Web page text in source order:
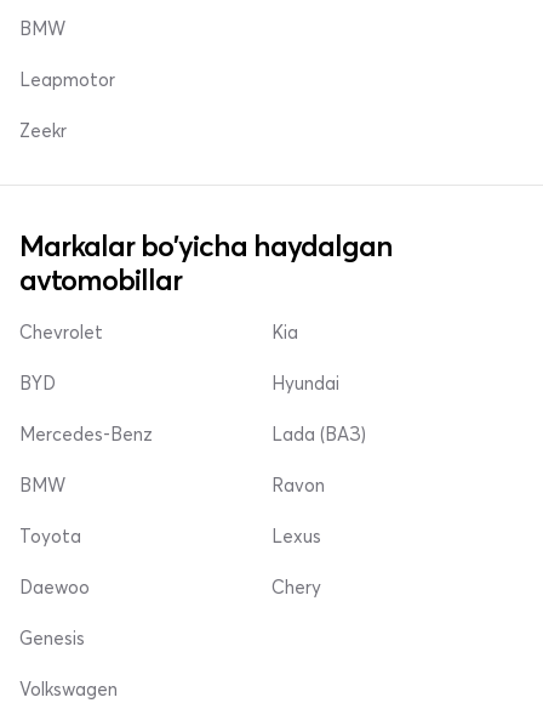
BMW
Leapmotor
Zeekr
Markalar bo'yicha haydalgan
avtomobillar
Chevrolet
BYD
Mercedes-Benz
Kia
Hyundai
Lada (ВАЗ)
BMW
Toyota
Daewoo
Ravon
Lexus
Chery
Genesis
Volkswagen